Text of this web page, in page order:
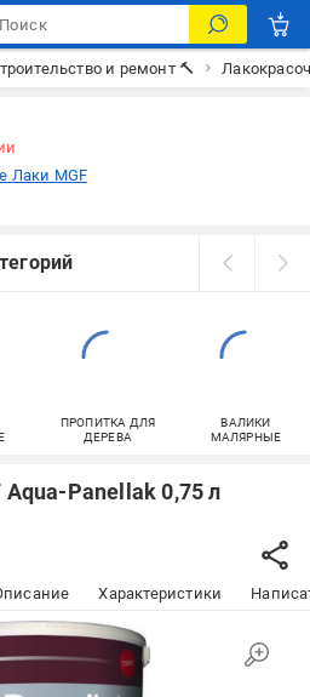
и ремонт 🔨
Лаки MGF
ПРОПИТКА ДЛЯ
ДЕРЕВА
ВАЛИКИ
МАЛЯРНЫЕ
Panellak 0,75 л
Характеристики